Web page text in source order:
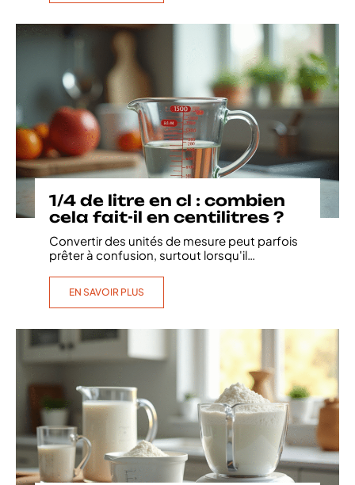
1/4 de litre en cl : combien
cela fait-il en centilitres ?
Convertir des unités de mesure peut parfois
prêter à confusion, surtout lorsqu'il
EN SAVOIR PLUS